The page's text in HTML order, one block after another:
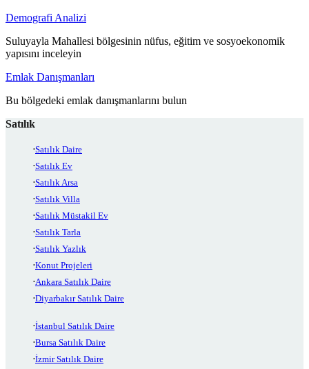
Demografi Analizi
Suluyayla Mahallesi bölgesinin nüfus, eğitim ve sosyoekonomik
yapısını inceleyin
Emlak Danışmanları
Bu bölgedeki emlak danışmanlarını bulun
Satılık
Satılık Daire
Satılık Ev
Satılık Arsa
Satılık Villa
Satılık Müstakil Ev
Satılık Tarla
Satılık Yazlık
Konut Projeleri
Ankara Satılık Daire
Diyarbakır Satılık Daire
İstanbul Satılık Daire
Bursa Satılık Daire
İzmir Satılık Daire